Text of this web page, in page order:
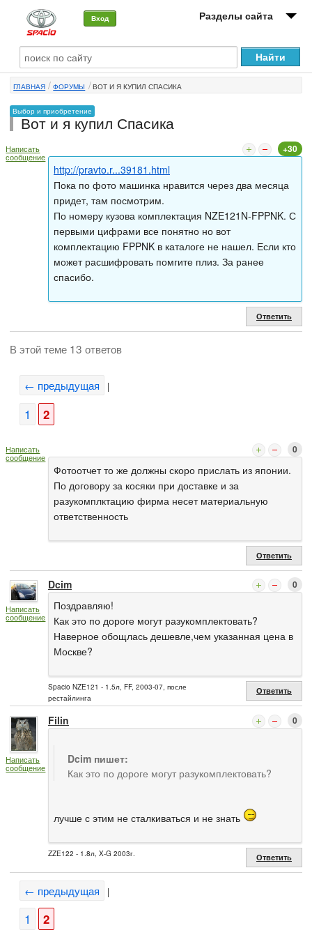
Вход Разделы сайта
О машине
Автоклуб
Форумы
Сервисы и услуги
ГЛАВНАЯ ФОРУМЫ ВОТ И Я КУПИЛ СПАСИКА
Выбор и приобретение
Вот и я купил Спасика
Написать
сообщение
+30
http://pravto.r...39181.html
Пока по фото машинка нравится через два месяца
придет, там посмотрим.
По номеру кузова комплектация NZE121N-FPPNK. С
первыми цифрами все понятно но вот
комплектацию FPPNK в каталоге не нашел. Если кто
может расшифровать помгите плиз. За ранее
спасибо.
Ответить
В этой теме 13 ответов
← предыдущая |
1 2
Написать
сообщение
0
Фотоотчет то же должны скоро прислать из японии.
По договору за косяки при доставке и за
разукомплктацию фирма несет материальную
ответственность
Ответить
Написать
сообщение
Dcim 0
Поздравляю!
Как это по дороге могут разукомплектовать?
Наверное обощлась дешевле,чем указанная цена в
Москве?
Spacio NZE121 - 1.5л, FF, 2003-07, после
рестайлинга
Ответить
Написать
сообщение
Filin 0
Dcim пишет:
Как это по дороге могут разукомплектовать?
лучше с этим не сталкиваться и не знать
ZZE122 - 1.8л, X-G 2003г. Ответить
← предыдущая |
1 2